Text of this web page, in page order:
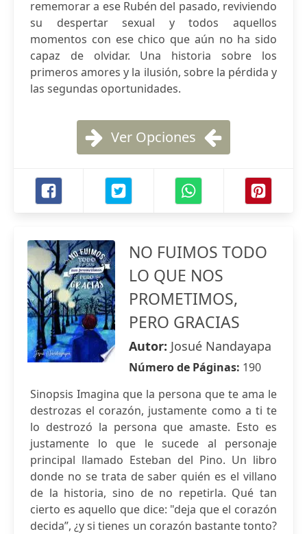
rememorar a ese Rubén del pasado, reviviendo
su despertar sexual y todos aquellos
momentos con ese chico que aún no ha sido
capaz de olvidar. Una historia sobre los
primeros amores y la ilusión, sobre la pérdida y
las segundas oportunidades.
Ver Opciones
NO FUIMOS TODO
LO QUE NOS
PROMETIMOS,
PERO GRACIAS
Autor: Josué Nandayapa
Número de Páginas: 190
Sinopsis Imagina que la persona que te ama le
destrozas el corazón, justamente como a ti te
lo destrozó la persona que amaste. Esto es
justamente lo que le sucede al personaje
principal llamado Esteban del Pino. Un libro
donde no se trata de saber quién es el villano
de la historia, sino de no repetirla. Qué tan
cierto es aquello que dice: "deja que el corazón
decida”, ¿y si tienes un corazón bastante tonto?